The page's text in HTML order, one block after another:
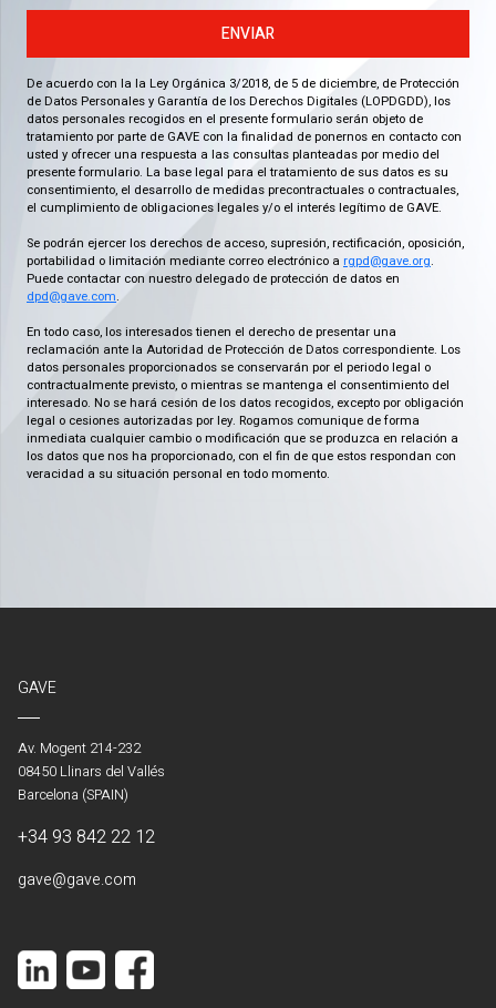
ENVIAR
De acuerdo con la la Ley Orgánica 3/2018, de 5 de diciembre, de Protección
de Datos Personales y Garantía de los Derechos Digitales (LOPDGDD), los
datos personales recogidos en el presente formulario serán objeto de
tratamiento por parte de GAVE con la finalidad de ponernos en contacto con
usted y ofrecer una respuesta a las consultas planteadas por medio del
presente formulario. La base legal para el tratamiento de sus datos es su
consentimiento, el desarrollo de medidas precontractuales o contractuales,
el cumplimiento de obligaciones legales y/o el interés legítimo de GAVE.
Se podrán ejercer los derechos de acceso, supresión, rectificación, oposición,
portabilidad o limitación mediante correo electrónico a rgpd@gave.org.
Puede contactar con nuestro delegado de protección de datos en
dpd@gave.com.
En todo caso, los interesados tienen el derecho de presentar una
reclamación ante la Autoridad de Protección de Datos correspondiente. Los
datos personales proporcionados se conservarán por el periodo legal o
contractualmente previsto, o mientras se mantenga el consentimiento del
interesado. No se hará cesión de los datos recogidos, excepto por obligación
legal o cesiones autorizadas por ley. Rogamos comunique de forma
inmediata cualquier cambio o modificación que se produzca en relación a
los datos que nos ha proporcionado, con el fin de que estos respondan con
veracidad a su situación personal en todo momento.
GAVE
Av. Mogent 214-232
08450 Llinars del Vallés
Barcelona (SPAIN)
+34 93 842 22 12
gave@gave.com